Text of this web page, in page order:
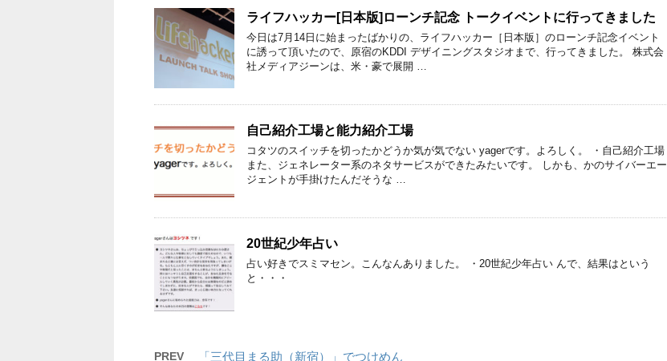
ライフハッカー[日本版]ローンチ記念 トークイベントに行ってきました
今日は7月14日に始まったばかりの、ライフハッカー［日本版］のローンチ記念イベント
に誘って頂いたので、原宿のKDDI デザイニングスタジオまで、行ってきました。 株式会
社メディアジーンは、米・豪で展開 …
自己紹介工場と能力紹介工場
コタツのスイッチを切ったかどうか気が気でない yagerです。よろしく。 ・自己紹介工場
また、ジェネレーター系のネタサービスができたみたいです。 しかも、かのサイバーエー
ジェントが手掛けたんだそうな …
20世紀少年占い
占い好きでスミマセン。こんなんありました。 ・20世紀少年占い んで、結果はという
と・・・
PREV 「三代目まる助（新宿）」でつけめん